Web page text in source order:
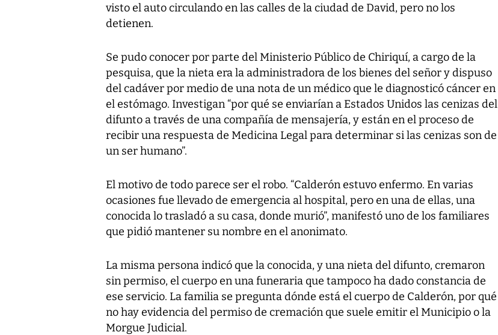
visto el auto circulando en las calles de la ciudad de David, pero no los
detienen.
Se pudo conocer por parte del Ministerio Público de Chiriquí, a cargo de la
pesquisa, que la nieta era la administradora de los bienes del señor y dispuso
del cadáver por medio de una nota de un médico que le diagnosticó cáncer en
el estómago. Investigan “por qué se enviarían a Estados Unidos las cenizas del
difunto a través de una compañía de mensajería, y están en el proceso de
recibir una respuesta de Medicina Legal para determinar si las cenizas son de
un ser humano”.
El motivo de todo parece ser el robo. “Calderón estuvo enfermo. En varias
ocasiones fue llevado de emergencia al hospital, pero en una de ellas, una
conocida lo trasladó a su casa, donde murió”, manifestó uno de los familiares
que pidió mantener su nombre en el anonimato.
La misma persona indicó que la conocida, y una nieta del difunto, cremaron
sin permiso, el cuerpo en una funeraria que tampoco ha dado constancia de
ese servicio. La familia se pregunta dónde está el cuerpo de Calderón, por qué
no hay evidencia del permiso de cremación que suele emitir el Municipio o la
Morgue Judicial.